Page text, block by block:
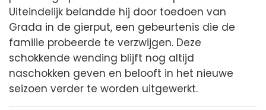
Uiteindelijk belandde hij door toedoen van
Grada in de gierput, een gebeurtenis die de
familie probeerde te verzwijgen. Deze
schokkende wending blijft nog altijd
naschokken geven en belooft in het nieuwe
seizoen verder te worden uitgewerkt.